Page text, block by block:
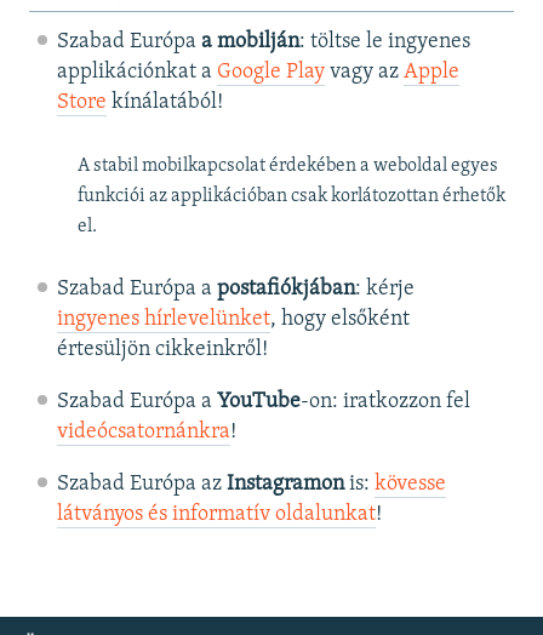
Szabad Európa a mobilján: töltse le ingyenes
applikációnkat a Google Playvagy az Apple
Store kínálatából!
A stabil mobilkapcsolat érdekében a weboldal egyes
funkciói az applikációban csak korlátozottan érhetők
el.
Szabad Európa a postafiókjában: kérje
ingyenes hírlevelünket, hogy elsőként
értesüljön cikkeinkről!
Szabad Európa a YouTube-on: iratkozzon fel
videócsatornánkra!
Szabad Európa az Instagramonis: kövesse
látványos és informatív oldalunkat! ​